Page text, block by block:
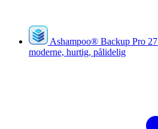
Ashampoo® Backup Pro 27
moderne, hurtig, pålidelig